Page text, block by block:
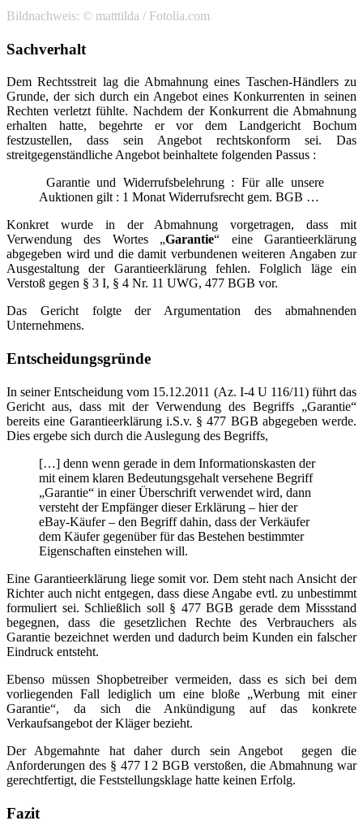
Bildnachweis: © matttilda / Fotolia.com
Sachverhalt
Dem Rechtsstreit lag die Abmahnung eines Taschen-Händlers zu
Grunde, der sich durch ein Angebot eines Konkurrenten in seinen
Rechten verletzt fühlte. Nachdem der Konkurrent die Abmahnung
erhalten hatte, begehrte er vor dem Landgericht Bochum
festzustellen, dass sein Angebot rechtskonform sei. Das
streitgegenständliche Angebot beinhaltete folgenden Passus :
Garantie und Widerrufsbelehrung : Für alle unsere
Auktionen gilt : 1 Monat Widerrufsrecht gem. BGB …
Konkret wurde in der Abmahnung vorgetragen, dass mit
Verwendung des Wortes „Garantie“ eine Garantieerklärung
abgegeben wird und die damit verbundenen weiteren Angaben zur
Ausgestaltung der Garantieerklärung fehlen. Folglich läge ein
Verstoß gegen § 3 I, § 4 Nr. 11 UWG, 477 BGB vor.
Das Gericht folgte der Argumentation des abmahnenden
Unternehmens.
Entscheidungsgründe
In seiner Entscheidung vom 15.12.2011 (Az. I-4 U 116/11) führt das
Gericht aus, dass mit der Verwendung des Begriffs „Garantie“
bereits eine Garantieerklärung i.S.v. § 477 BGB abgegeben werde.
Dies ergebe sich durch die Auslegung des Begriffs,
[…] denn wenn gerade in dem Informationskasten der
mit einem klaren Bedeutungsgehalt versehene Begriff
„Garantie“ in einer Überschrift verwendet wird, dann
versteht der Empfänger dieser Erklärung – hier der
eBay-Käufer – den Begriff dahin, dass der Verkäufer
dem Käufer gegenüber für das Bestehen bestimmter
Eigenschaften einstehen will.
Eine Garantieerklärung liege somit vor. Dem steht nach Ansicht der
Richter auch nicht entgegen, dass diese Angabe evtl. zu unbestimmt
formuliert sei. Schließlich soll § 477 BGB gerade dem Missstand
begegnen, dass die gesetzlichen Rechte des Verbrauchers als
Garantie bezeichnet werden und dadurch beim Kunden ein falscher
Eindruck entsteht.
Ebenso müssen Shopbetreiber vermeiden, dass es sich bei dem
vorliegenden Fall lediglich um eine bloße „Werbung mit einer
Garantie“, da sich die Ankündigung auf das konkrete
Verkaufsangebot der Kläger bezieht.
Der Abgemahnte hat daher durch sein Angebot gegen die
Anforderungen des § 477 I 2 BGB verstoßen, die Abmahnung war
gerechtfertigt, die Feststellungsklage hatte keinen Erfolg.
Fazit